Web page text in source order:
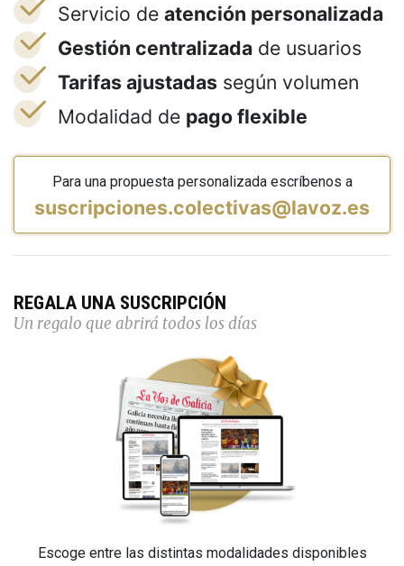
Servicio de atención personalizada
Gestión centralizada de usuarios
Tarifas ajustadas según volumen
Modalidad de pago flexible
Para una propuesta personalizada escríbenos a
suscripciones.colectivas@lavoz.es
REGALA UNA SUSCRIPCIÓN
Un regalo que abrirá todos los días
Escoge entre las distintas modalidades disponibles